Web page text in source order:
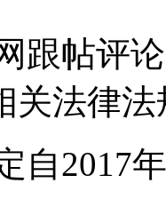
跟帖评
关法律
自2017